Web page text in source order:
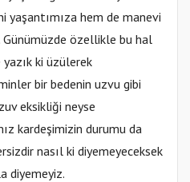
yaşantımıza hem de manevi
Günümüzde özellikle bu hal
ki üzülerek
bir bedenin uzvu gibi
eksikliği neyse
kardeşimizin durumu da
nasıl ki diyemeyeceksek
diyemeyiz.